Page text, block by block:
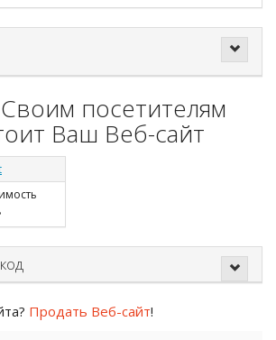
посетителям
Ваш Веб-сайт
Продать Веб-сайт!